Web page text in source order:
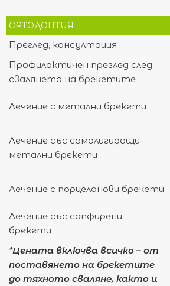
ОРТОДОНТИЯ
*Цената включва всичко – от
поставянето на брекетите
до тяхното сваляне, както и
Преглед, консултация
Профилактичен преглед след
свалянето на брекетите
Лечение с метални брекети
Лечение със самолигиращи
метални брекети
Лечение с порцеланови брекети
Лечение със сапфирени
брeкети